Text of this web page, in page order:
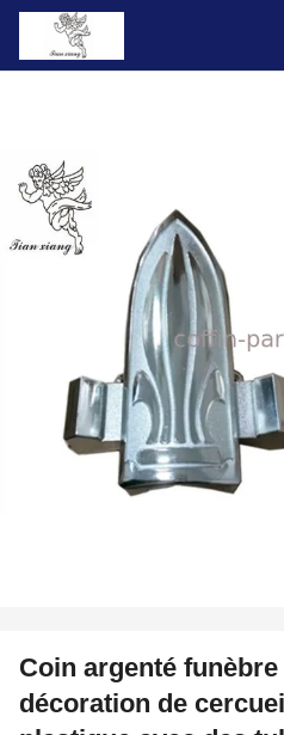
Coin argenté
décoration de